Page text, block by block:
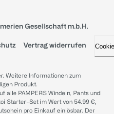
Gesellschaft m.b.H.
Vertrag widerrufen
Weitere Informationen zum
Produkt.
alle PAMPERS Windeln, Pants und
Starter-Set im Wert von 54.99 €,
pro Einkauf einlösbar. Der